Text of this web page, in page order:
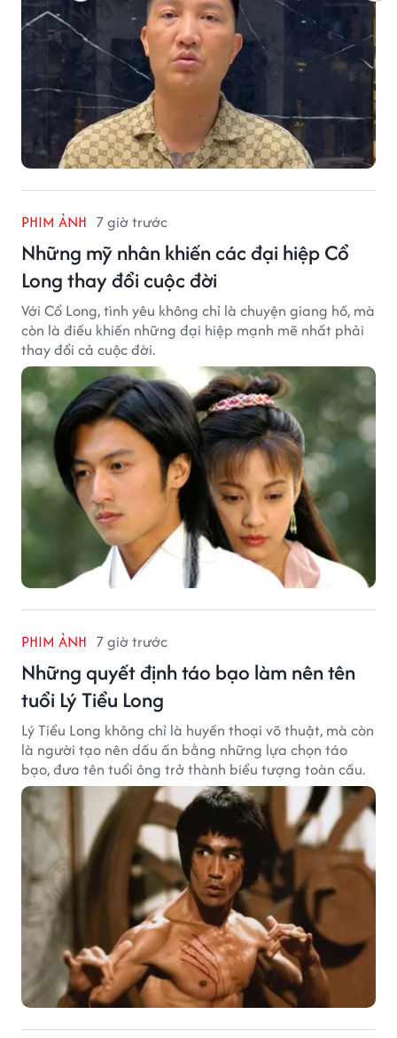
PHIM ẢNH 7 giờ trước
Những mỹ nhân khiến các đại hiệp Cổ
Long thay đổi cuộc đời
Với Cổ Long, tình yêu không chỉ là chuyện giang hồ, mà
còn là điều khiến những đại hiệp mạnh mẽ nhất phải
thay đổi cả cuộc đời.
PHIM ẢNH 7 giờ trước
Những quyết định táo bạo làm nên tên
tuổi Lý Tiểu Long
Lý Tiểu Long không chỉ là huyền thoại võ thuật, mà còn
là người tạo nên dấu ấn bằng những lựa chọn táo
bạo, đưa tên tuổi ông trở thành biểu tượng toàn cầu.